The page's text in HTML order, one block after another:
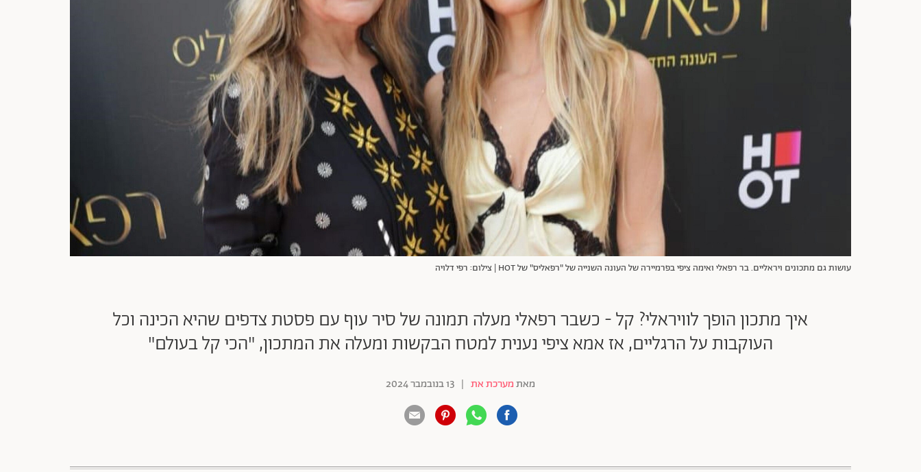
עושות גם מתכונים ויראליים. בר רפאלי ואימה ציפי בפרמיירה של העונה השנייה של "רפאליס" של HOT | צילום: רפי דלויה
איך מתכון הופך לוויראלי? קל - כשבר רפאלי מעלה תמונה של סיר עוף עם פסטת צדפים שהיא הכינה וכל
העוקבות על הרגליים, אז אמא ציפי נענית למטח הבקשות ומעלה את המתכון, "הכי קל בעולם"
מאתמערכת את | 13 בנובמבר 2024